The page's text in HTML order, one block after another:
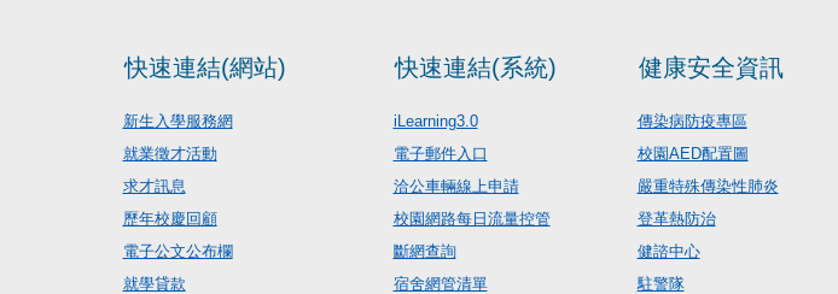
快速連結(網站)
新生入學服務網
就業徵才活動
求才訊息
歷年校慶回顧
電子公文公布欄
就學貸款
快速連結(系統)
iLearning3.0
電子郵件入口
洽公車輛線上申請
校園網路每日流量控管
斷網查詢
宿舍網管清單
健康安全資訊
傳染病防疫專區
校園AED配置圖
嚴重特殊傳染性肺炎
登革熱防治
健諮中心
駐警隊